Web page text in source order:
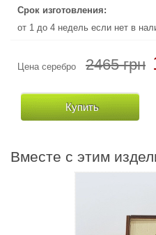
Срок изготовления:
от 1 до 4 недель если нет в
Цена серебро 2465 грн
Купить
от
Вместе с этим